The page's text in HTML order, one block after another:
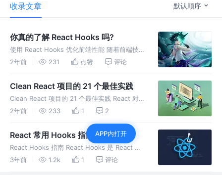
收录文章 默认顺序
你真的了解 React Hooks 吗?
使用 React Hooks 优化前端性能 随着前端技术
的发展，React已经成为构建现代Web应用程序
后，开发者可以更加灵活和高效地管理组件的状
2年前 231 点赞 评论
Clean React 项目的 21 个最佳实践
Clean React 项目的 21 个最佳实践 React 对于
如何构建事物非常没有主见。这正是我们有责任
讨论一些改善 React 应用程序健康状况的最佳
2年前 233 1 2
React 常用 Hooks 指南
React Hooks 指南 React Hooks 是 React 新
增的特性，可以让我们在函数组件中使用状态和
3年前 1.2k 1 评论
APP内打开